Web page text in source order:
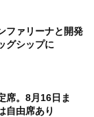
ファリーナと開発
グシップに
席。8月16日ま
自由席あり